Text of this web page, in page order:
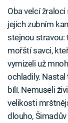
Oba velcí
jejich zubním
stejnou stravou:
mořští savci,
vymizeli už
ochladily.
bílí. Nemuseli
velikosti
dlouho,